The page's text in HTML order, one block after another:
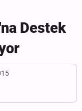
Destek